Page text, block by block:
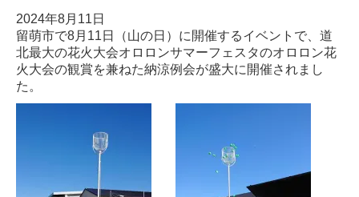
2024年8月11日
留萌市で8月11日（山の日）に開催するイベントで、道
北最大の花火大会オロロンサマーフェスタのオロロン花
火大会の観賞を兼ねた納涼例会が盛大に開催されまし
た。